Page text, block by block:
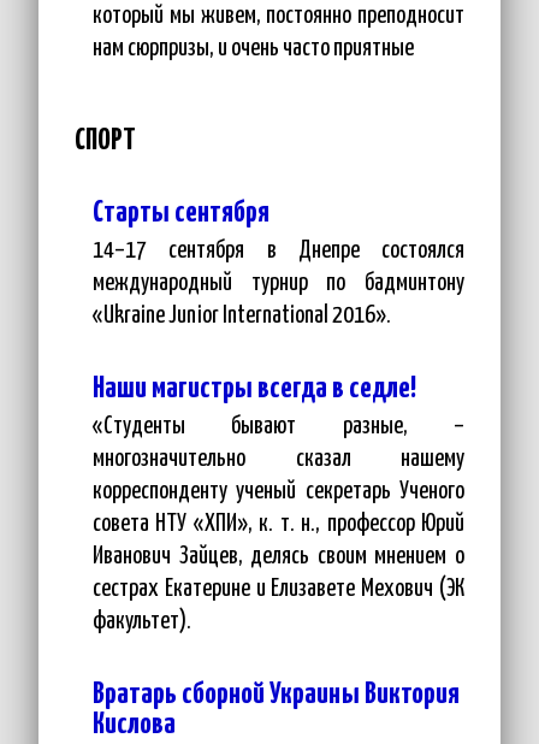
который мы живем, постоянно преподносит
нам сюрпризы, и очень часто приятные
СПОРТ
Старты сентября
14–17 сентября в Днепре состоялся
международный турнир по бадминтону
«Ukraine Junior International 2016».
Наши магистры всегда в седле!
«Студенты бывают разные, –
многозначительно сказал нашему
корреспонденту ученый секретарь Ученого
совета НТУ «ХПИ», к. т. н., профессор Юрий
Иванович Зайцев, делясь своим мнением о
сестрах Екатерине и Елизавете Мехович (ЭК
факультет).
Вратарь сборной Украины Виктория
Кислова